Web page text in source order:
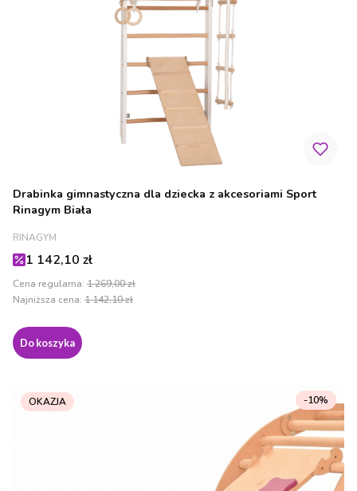
Drabinka gimnastyczna dla dziecka z akcesoriami Sport
Rinagym Biała
PRODUCENT
RINAGYM
Cena promocyjna
1 142,10 zł
Cena regularna: 1 269,00 zł
Najniższa cena: 1 142,10 zł
Do koszyka
OKAZJA -10%